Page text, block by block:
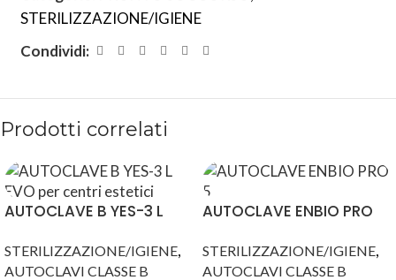
STERILIZZAZIONE/IGIENE
Condividi:
Prodotti correlati
AUTOCLAVE B YES-3 L
STERILIZZAZIONE/IGIENE,
AUTOCLAVI CLASSE B
AUTOCLAVE ENBIO PRO
STERILIZZAZIONE/IGIENE,
AUTOCLAVI CLASSE B